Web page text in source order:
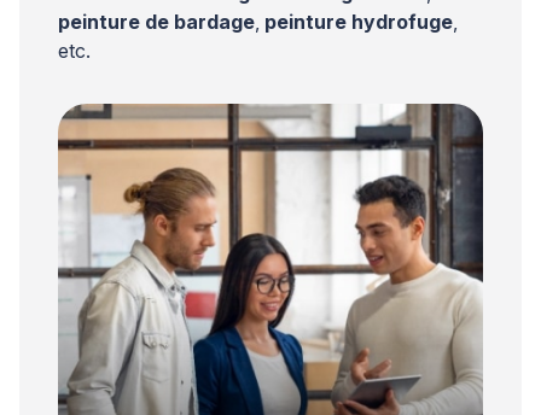
peinture de bardage peinture hydrofuge
etc.